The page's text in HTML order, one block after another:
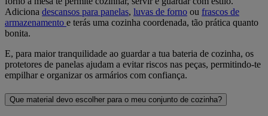
Adiciona descansos para panelas, luvas de forno ou frascos de
armazenamento e terás uma cozinha coordenada, tão prática quanto
bonita.
E, para maior tranquilidade ao guardar a tua bateria de cozinha, os
protetores de panelas ajudam a evitar riscos nas peças, permitindo-te
empilhar e organizar os armários com confiança.
Que material devo escolher para o meu conjunto de cozinha?